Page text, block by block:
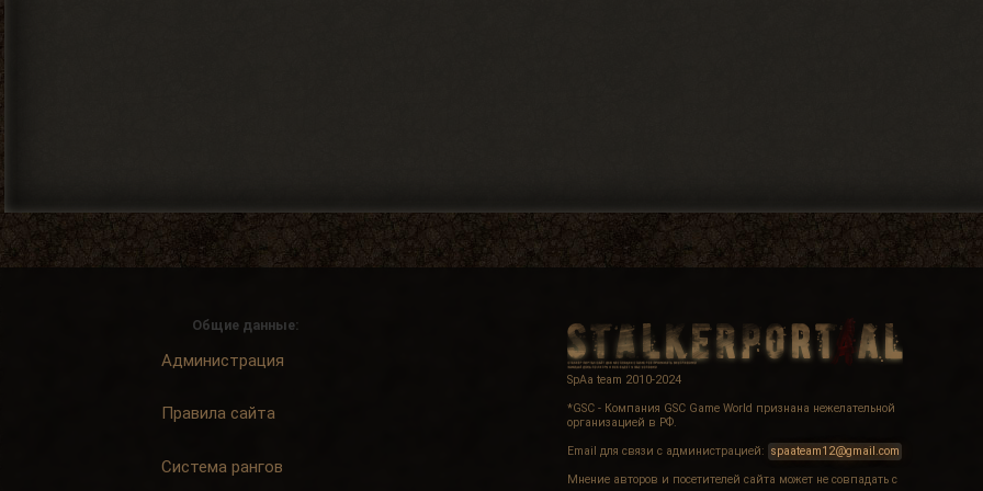
Общие данные:
Администрация
Правила сайта
Система рангов
SpAa team 2010-2024
*GSC - Компания GSC Game World признана нежелательной
организацией в РФ.
Email для связи с администрацией: spaateam12@gmail.com
Мнение авторов и посетителей сайта может не совпадать с